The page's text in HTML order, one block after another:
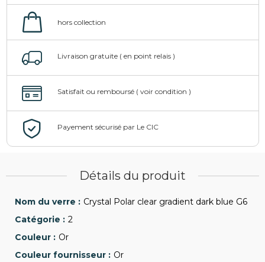
Détails du produit
Crystal Polar clear gradient dark blue G6
2
Or
Or